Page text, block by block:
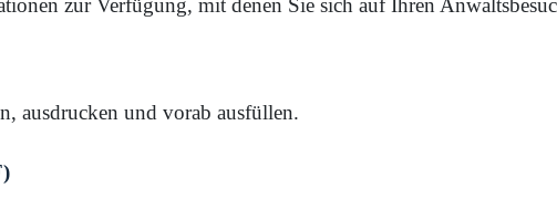
zur Verfügung, mit denen Sie sich auf Ihren
ausdrucken und vorab ausfüllen.